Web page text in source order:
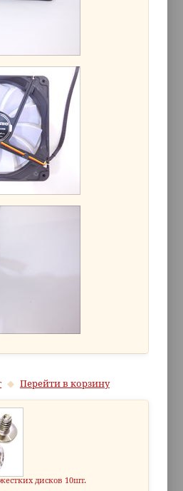
Перейти в корзину
дисков 10шт.